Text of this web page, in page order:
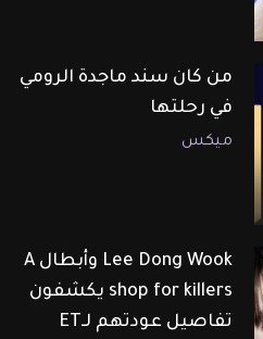
من كان سند ماجدة الرومي
في رحلتها
ميكس
Lee Dong Wook وأبطال A
shop for killers يكشفون
تفاصيل عودتهم لـET